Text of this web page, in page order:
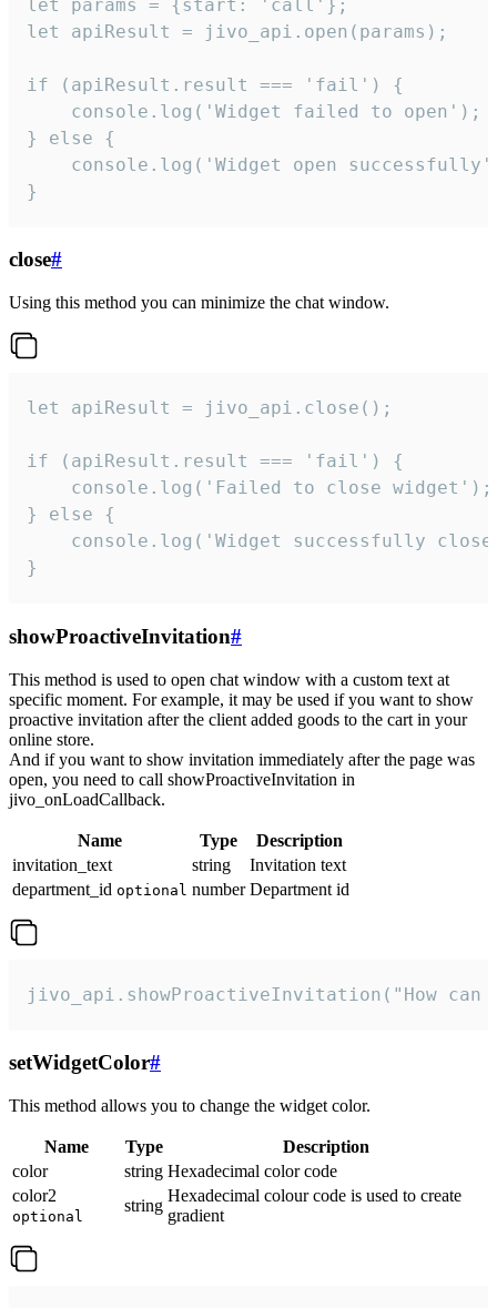
let params = {start: 'call'};
let apiResult = jivo_api.open(params);
if (apiResult.result === 'fail') {
    console.log('Widget failed to open');
} else {
console.log('Widget open
}
close#
Using this method you can minimize the chat window.
let apiResult = jivo_api.close();
if (apiResult.result === 'fail') {
    console.log('Failed to close widget');
} else {
console.log('Widget successfully
}
showProactiveInvitation#
This method is used to open chat window with a custom text at
specific moment. For example, it may be used if you want to show
proactive invitation after the client added goods to the cart in your
online store.
And if you want to show invitation immediately after the page was
open, you need to call showProactiveInvitation in
jivo_onLoadCallback.
Name Type
Description
invitation_text
string
Invitation text
department_id optional number Department id
jivo_api.showProactiveInvitation("How
setWidgetColor#
This method allows you to change the widget color.
Name Type
Description
color
string Hexadecimal color code
color2
optional
string
Hexadecimal colour code is used to create
gradient